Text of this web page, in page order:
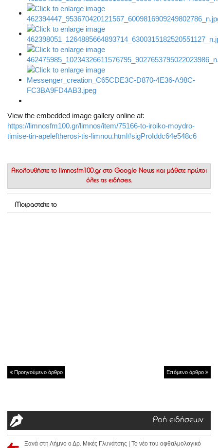
View the embedded image gallery online at:
https://limnosfm100.gr/limnos/item/75166-to-iroiko-moydro-
timise-tin-apeleftherosi-tis-limnou.html#sigProIddc64e548c6
Ακολουθήστε το limnosfm100.gr στο Google News και μάθετε πρώτοι
όλες τις ειδήσεις.
Μοιραστείτε το
Προηγούμενο άρθρο Επόμενο άρθρο
Ροή ειδήσεων
Ξανά στη Λήμνο ο Δρ. Μικές Γλυνάτσης | Το νέο του οφθαλμολογικό